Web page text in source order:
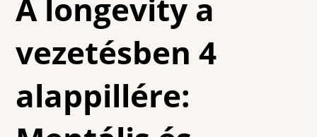
A longevity a
vezetésben 4
alappillére: